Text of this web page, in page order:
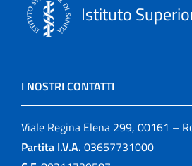
Istituto
I NOSTRI CONTATTI
Viale Regina Elena 299, 00161 –
Partita I.V.A. 03657731000